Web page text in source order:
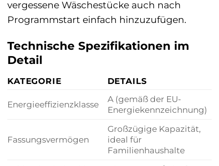
vergessene Wäschestücke auch nach
Programmstart einfach hinzuzufügen.
Technische Spezifikationen im
Detail
KATEGORIE DETAILS
Energieeffizienzklasse
A (gemäß der EU-
Energiekennzeichnung)
Fassungsvermögen
Großzügige Kapazität,
ideal für
Familienhaushalte